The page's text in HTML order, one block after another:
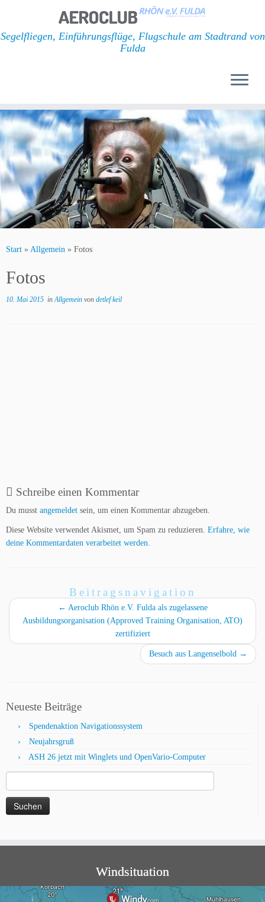
Zum
Inhalt
springen
Segelfliegen, Einführungsflüge, Flugschule am Stadtrand von
Fulda
Start » Allgemein » Fotos
Fotos
10. Mai 2015 inAllgemein von detlef keil
Schreibe einen Kommentar
Du musst angemeldet sein, um einen Kommentar abzugeben.
Diese Website verwendet Akismet, um Spam zu reduzieren. Erfahre, wie
deine Kommentardaten verarbeitet werden.
Beitragsnavigation
← Aeroclub Rhön e.V. Fulda als zugelassene
Ausbildungsorganisation (Approved Training Organisation, ATO)
zertifiziert
Besuch aus Langenselbold →
Neueste Beiträge
Spendenaktion Navigationssystem
Neujahrsgruß
ASH 26 jetzt mit Winglets und OpenVario-Computer
nach:
Windsituation